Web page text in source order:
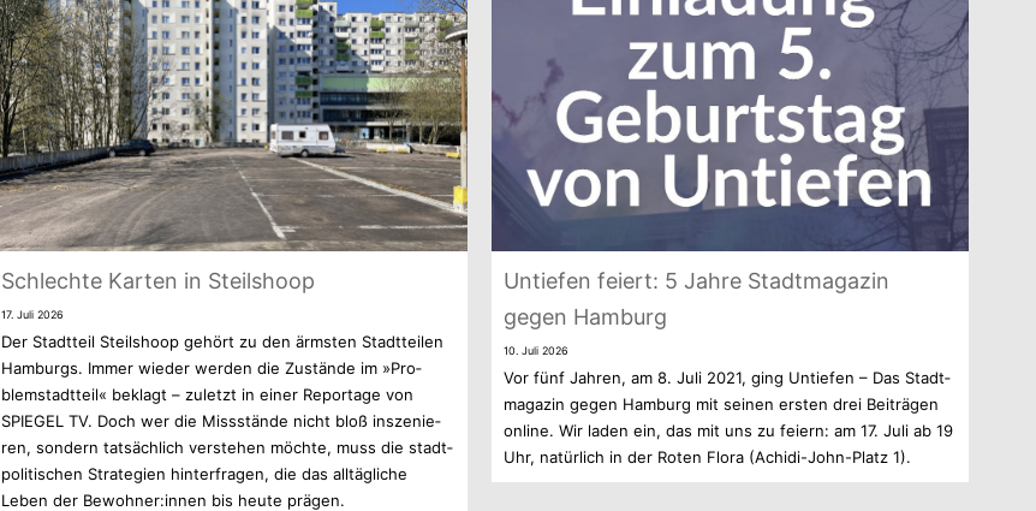
Schlechte Kar­ten in Steilshoop
17. Juli 2026
Der Stadt­teil Steil­shoop gehört zu den ärms­ten Stadt­tei­len
Ham­burgs. Immer wie­der wer­den die Zustände im »Pro­
blem­stadt­teil« beklagt – zuletzt in einer Repor­tage von
SPIEGEL TV. Doch wer die Miss­stände nicht bloß insze­nie­
ren, son­dern tat­säch­lich ver­ste­hen möchte, muss die stadt­
po­li­ti­schen Stra­te­gien hin­ter­fra­gen, die das all­täg­li­che
Leben der Bewohner:innen bis heute prägen.
Untie­fen fei­ert: 5 Jahre Stadt­ma­ga­zin
gegen Hamburg
10. Juli 2026
Vor fünf Jah­ren, am 8. Juli 2021, ging Untie­fen – Das Stadt­
ma­ga­zin gegen Ham­burg mit sei­nen ers­ten drei Bei­trä­gen
online. Wir laden ein, das mit uns zu fei­ern: am 17. Juli ab 19
Uhr, natür­lich in der Roten Flora (Achidi-John-Platz 1).